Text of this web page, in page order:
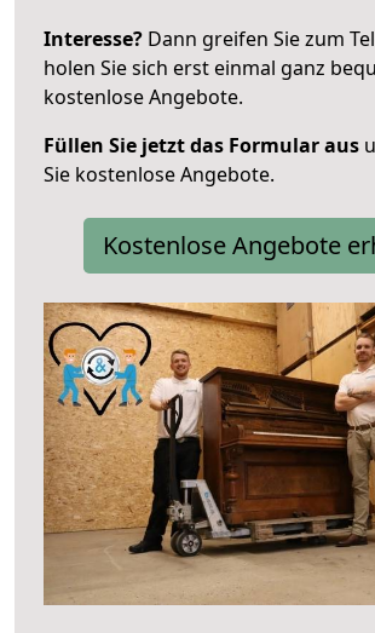
Interesse? Dann greifen Sie zum
holen Sie sich erst einmal ganz
kostenlose Angebote.
Füllen Sie jetzt das Formular aus
Sie kostenlose Angebote.
Kostenlose Angebote